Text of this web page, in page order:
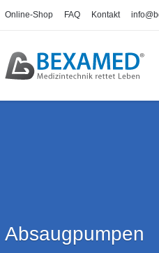
Online-Shop FAQ Kontakt
Absaugpumpen